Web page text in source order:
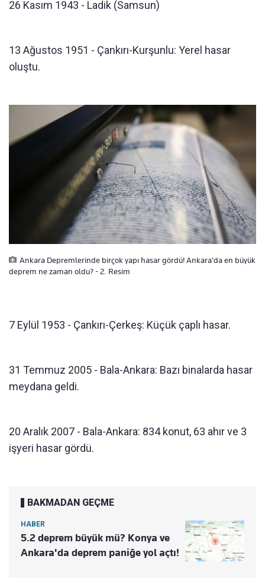
26 Kasım 1943 - Ladik (Samsun)
13 Ağustos 1951 - Çankırı-Kurşunlu: Yerel hasar
oluştu.
Ankara Depremlerinde birçok yapı hasar gördü! Ankara'da en büyük
deprem ne zaman oldu? - 2. Resim
7 Eylül 1953 - Çankırı-Çerkeş: Küçük çaplı hasar.
31 Temmuz 2005 - Bala-Ankara: Bazı binalarda hasar
meydana geldi.
20 Aralık 2007 - Bala-Ankara: 834 konut, 63 ahır ve 3
işyeri hasar gördü.
BAKMADAN GEÇME
HABER
5.2 deprem büyük mü? Konya ve
Ankara'da deprem paniğe yol açtı!